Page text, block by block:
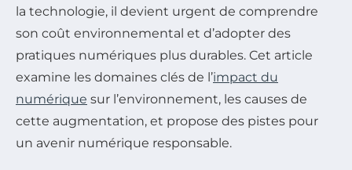
la technologie, il devient urgent de comprendre
son coût environnemental et d’adopter des
pratiques numériques plus durables. Cet article
examine les domaines clés de l’impact du
numérique sur l’environnement, les causes de
cette augmentation, et propose des pistes pour
un avenir numérique responsable.